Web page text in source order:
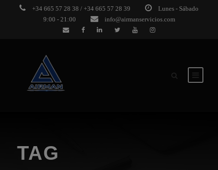
+34 665 57 28 38 / +34 665 57 28 39
Lunes - Sábado
9:00 - 21:00
info@airmanservicios.com
TAG